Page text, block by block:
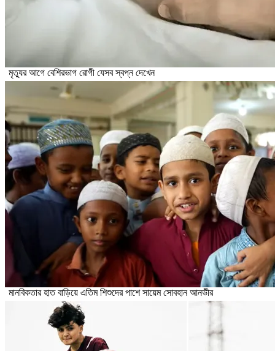
মৃত্যুর আগে বেশিরভাগ রোগী যেসব স্বপ্ন দেখেন
মানবিকতার হাত বাড়িয়ে এতিম শিশুদের পাশে সায়েম সোবহান আনভীর